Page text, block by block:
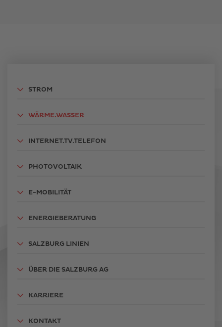
STROM
WÄRME.WASSER
INTERNET.TV.TELEFON
PHOTOVOLTAIK
E-MOBILITÄT
ENERGIEBERATUNG
SALZBURG LINIEN
ÜBER DIE SALZBURG AG
KARRIERE
KONTAKT